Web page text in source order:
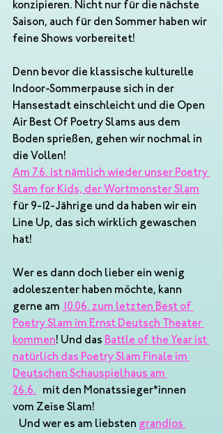
konzipieren. Nicht nur für die nächste
Saison, auch für den Sommer haben wir
feine Shows vorbereitet!
Denn bevor die klassische kulturelle
Indoor-Sommerpause sich in der
Hansestadt einschleicht und die Open
Air Best Of Poetry Slams aus dem
Boden sprießen, gehen wir nochmal in
die Vollen!
Am 7.6. ist nämlich wieder unser Poetry
Slam for Kids, der Wortmonster Slam
für 9-12-Jährige und da haben wir ein
Line Up, das sich wirklich gewaschen
hat!
Wer es dann doch lieber ein wenig
adoleszenter haben möchte, kann
gerne am 10.06. zum letzten Best of
Poetry Slam im Ernst Deutsch Theater
kommen! Und das Battle of the Year ist
natürlich das Poetry Slam Finale im
Deutschen Schauspielhaus am
26.6. mit den Monatssieger*innen
vom Zeise Slam!
Und wer es am liebsten grandios